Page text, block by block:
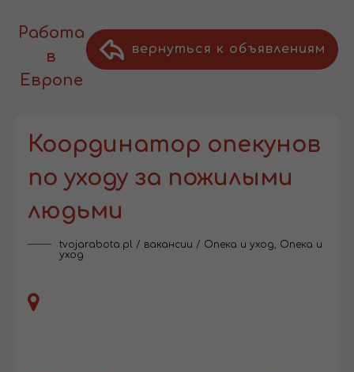
вернуться к объявлениям
Работа
в
Европе
Координатор опекунов
по уходу за пожилыми
людьми
tvojarabota.pl / вакансии / Опека и уход, Опека и
уход